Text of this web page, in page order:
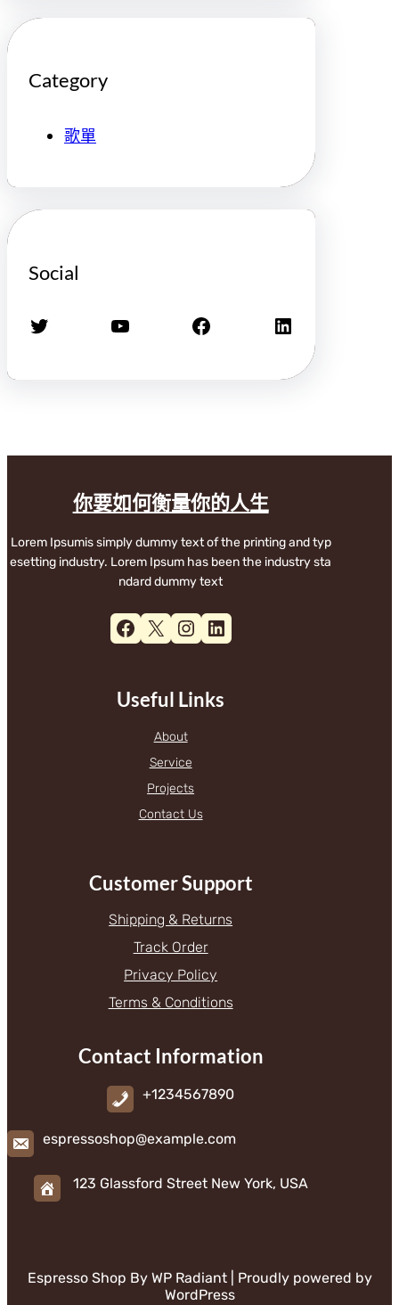
Category
歌單
Social
X YouTube Facebook LinkedIn
你要如何衡量你的人生
Lorem Ipsumis simply dummy text of the printing and typ
esetting industry. Lorem Ipsum has been the industry sta
ndard dummy text
Facebook X Instagram LinkedIn
Useful Links
About
Service
Projects
Contact Us
Customer Support
Shipping & Returns
Track Order
Privacy Policy
Terms & Conditions
Contact Information
+1234567890
espressoshop@example.com
123 Glassford Street New York, USA
Espresso Shop ByWP Radiant| Proudly powered by
WordPress